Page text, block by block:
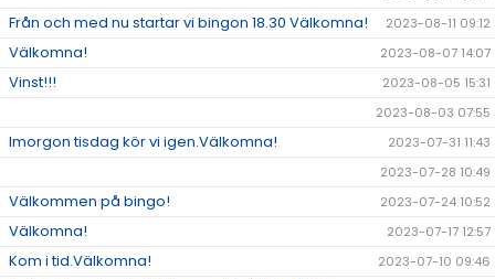
Från och med nu startar vi bingon 18.30 Välkomna! 2023-08-11 09:12
Välkomna! 2023-08-07 14:07
Vinst!!!
2023-08-05 15:31
2023-08-03 07:55
Imorgon tisdag kör vi igen.Välkomna!
2023-07-31 11:43
2023-07-28 10:49
Välkommen på bingo! 2023-07-24 10:52
Välkomna! 2023-07-17 12:57
Kom i tid.Välkomna! 2023-07-10 09:46